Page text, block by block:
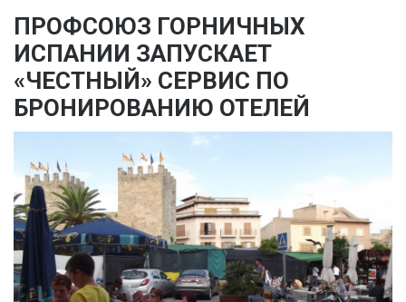
ПРОФСОЮЗ ГОРНИЧНЫХ
ИСПАНИИ ЗАПУСКАЕТ
«ЧЕСТНЫЙ» СЕРВИС ПО
БРОНИРОВАНИЮ ОТЕЛЕЙ